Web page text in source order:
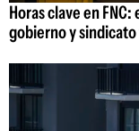
Horas clave en
gobierno y